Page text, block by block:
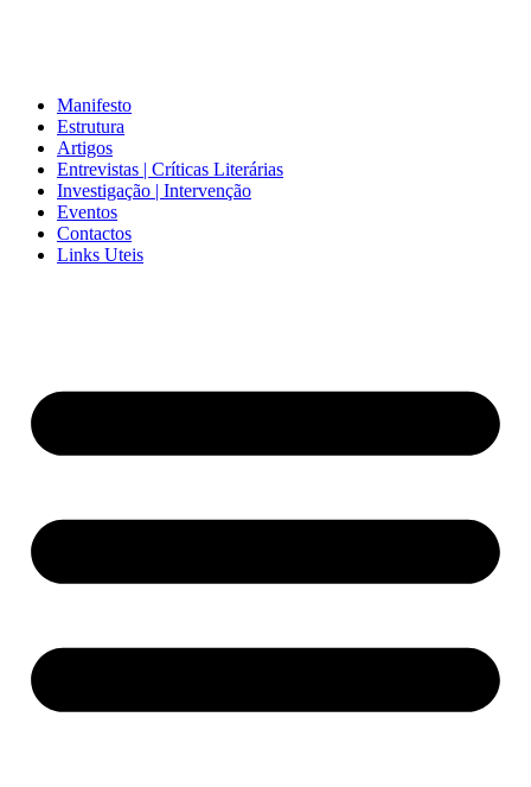
Manifesto
Estrutura
Artigos
Entrevistas | Críticas Literárias
Investigação | Intervenção
Eventos
Contactos
Links Uteis